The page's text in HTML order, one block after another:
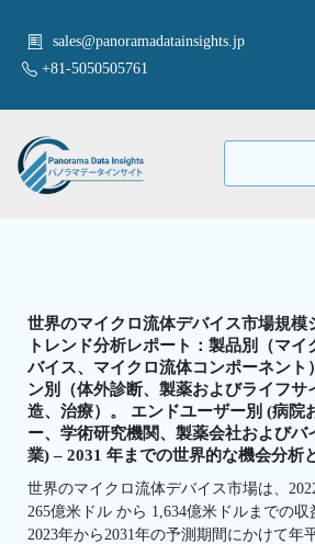
sales@panoramadatainsights.jp
+81-5050505761
世界のマイクロ流体デバイス市場規模
トレンド分析レポート：製品別（マ
バイス、マイクロ流体コンポーネント
ン別（体外診断、製薬およびライフサ
造、治療）。 エンドユーザー別 (病院
ー、学術研究機関、製薬会社およびバ
業) – 2031 年までの世界的な機会分析
世界のマイクロ流体デバイス市場は、
265億米ドル から 1,634億米ドルまでの収
2023年から2031年の予測期間にかけて年